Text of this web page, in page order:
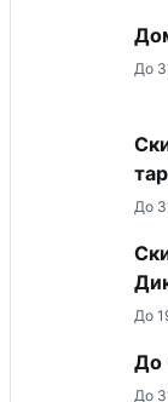
До
До
До
До
До